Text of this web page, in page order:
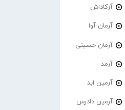
آرکاداش
آرمان آوا
آرمان حسینی
آرمد
آرمین ابد
آرمین دادرس